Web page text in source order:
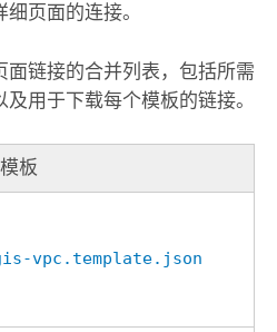
页面的连接。
面链接的合并列表，包括所需
用于下载每个模板的链接。
板
vpc.template.json